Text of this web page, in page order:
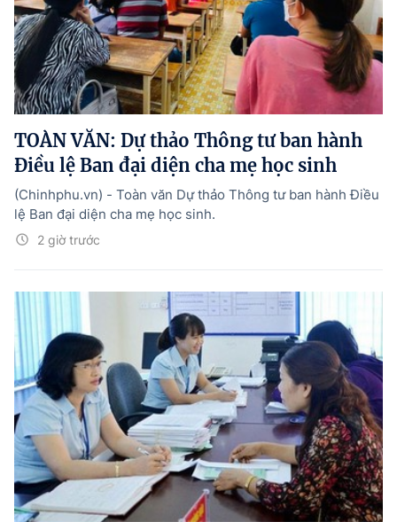
TOÀN VĂN: Dự thảo Thông tư ban hành
Điều lệ Ban đại diện cha mẹ học sinh
2 giờ trước
(Chinhphu.vn) - Toàn văn Dự thảo Thông tư ban hành Điều
lệ Ban đại diện cha mẹ học sinh.